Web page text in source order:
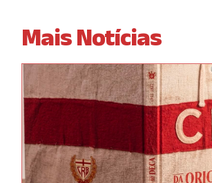
Mais Notícias